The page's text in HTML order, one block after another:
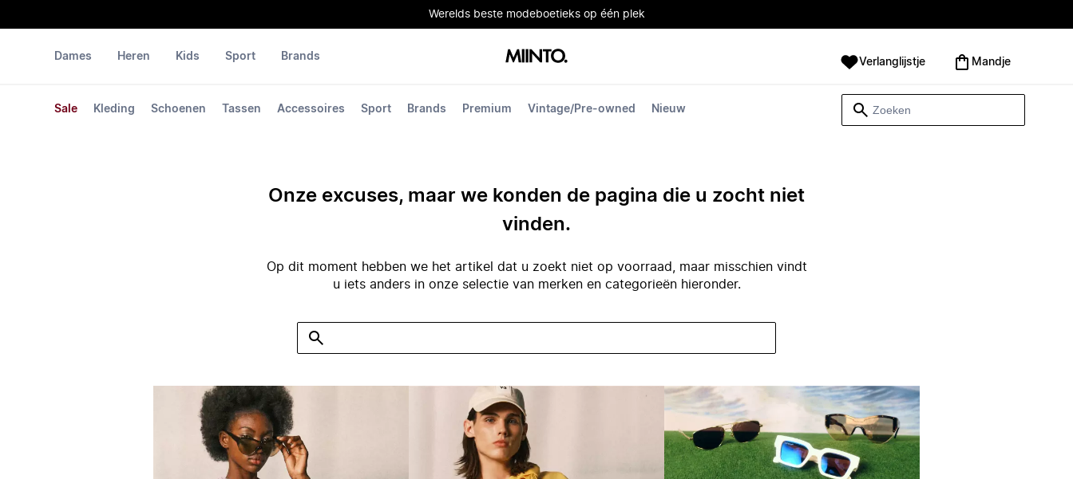
Werelds beste modeboetieks op één plek
Dames
Sale Kleding Schoenen Tassen Accessoires Sport Brands Premium Vintage/Pre-owned Nieuw
Heren Kids Sport Brands Verlanglijstje Mandje
Onze excuses, maar we konden de pagina die u zocht niet
vinden.
Op dit moment hebben we het artikel dat u zoekt niet op voorraad, maar misschien vindt
u iets anders in onze selectie van merken en categorieën hieronder.